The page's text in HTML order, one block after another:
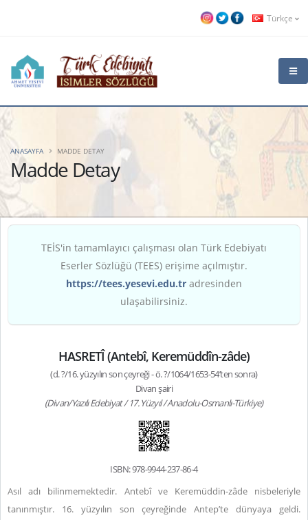
Türkçe
Madde Detay
ANASAYFA MADDE DETAY
TEİS'in tamamlayıcı çalışması olan Türk Edebiyatı
Eserler Sözlüğü (TEES) erişime açılmıştır.
https://tees.yesevi.edu.tr adresinden
ulaşabilirsiniz.
HASRETÎ (Antebî, Keremüddîn-zâde)
(d. ?/16. yüzyılın son çeyreği - ö. ?/1064/1653-54’ten sonra)
Divan şairi
(Divan/Yazılı Edebiyat / 17. Yüzyıl / Anadolu-Osmanlı-Türkiye)
ISBN: 978-9944-237-86-4
Asıl adı bilinmemektedir. Antebî ve Keremüddin-zâde nisbeleriyle
tanınmıştır. 16. yüzyılın son çeyreğinde Antep’te dünyaya geldi.